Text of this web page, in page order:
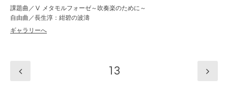
課題曲／Ⅴ メタモルフォーゼ～吹奏楽のために～
自由曲／長生淳：紺碧の波濤
ギャラリーへ
13